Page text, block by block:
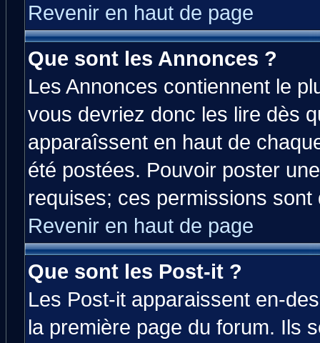
Revenir en haut de page
Que sont les Annonces ?
Les Annonces contiennent le
vous devriez donc les lire dès
apparaîssent en haut de
été postées. Pouvoir poster
requises; ces permissions
Revenir en haut de page
Que sont les Post-it ?
Les Post-it apparaissent en-
la première page du forum. Ils